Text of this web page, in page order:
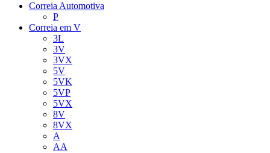
Correia Automotiva
P
Correia em V
3L
3V
3VX
5V
5VK
5VP
5VX
8V
8VX
A
AA